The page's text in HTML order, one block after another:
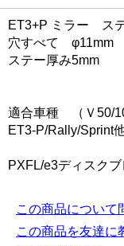
ET3+P ミラー ス
穴すべて φ11mm
ステー厚み5mm
適合車種 （Ｖ50/
ET3-P/Rally/Sprint
PXFL/e3ディスク
この商品について
この商品を友達に